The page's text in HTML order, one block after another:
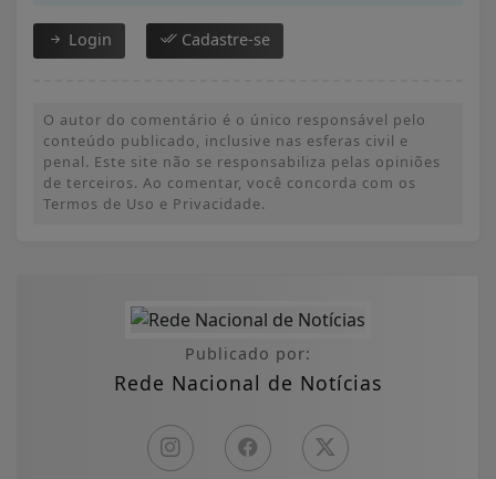
Login Cadastre-se
O autor do comentário é o único responsável pelo
conteúdo publicado, inclusive nas esferas civil e
penal. Este site não se responsabiliza pelas opiniões
de terceiros. Ao comentar, você concorda com os
Termos de Uso e Privacidade.
Publicado por:
Rede Nacional de Notícias